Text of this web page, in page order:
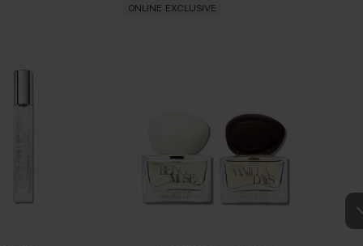
ONLINE EXCLUSIVE